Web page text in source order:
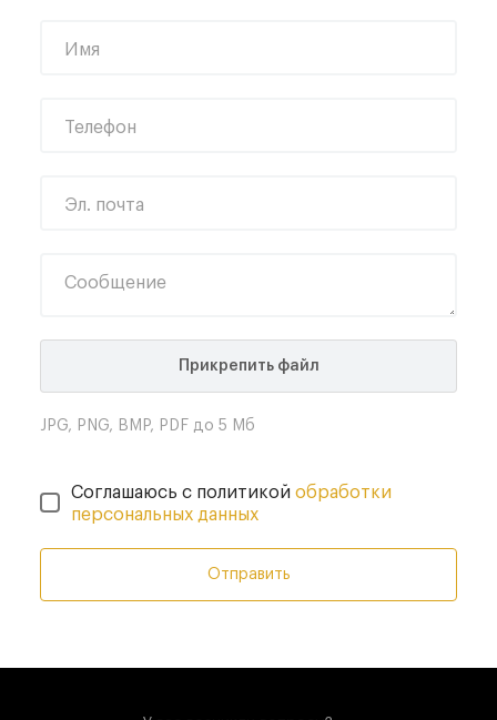
Имя
Телефон
Эл. почта
Сообщение
Прикрепить файл
JPG, PNG, BMP, PDF до 5 Мб
Соглашаюсь с политикой обработки
персональных данных
Отправить